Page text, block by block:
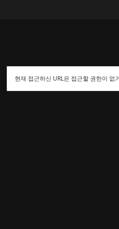
현재 접근하신 URL은 접근할 권한이